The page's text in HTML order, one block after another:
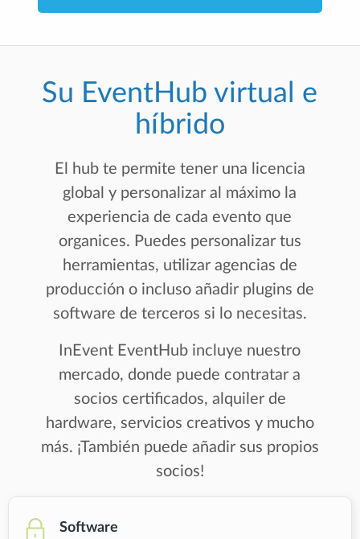
Su EventHub virtual e
híbrido
El hub te permite tener una licencia
global y personalizar al máximo la
experiencia de cada evento que
organices. Puedes personalizar tus
herramientas, utilizar agencias de
producción o incluso añadir plugins de
software de terceros si lo necesitas.
InEvent EventHub incluye nuestro
mercado, donde puede contratar a
socios certificados, alquiler de
hardware, servicios creativos y mucho
más. ¡También puede añadir sus propios
socios!
Software